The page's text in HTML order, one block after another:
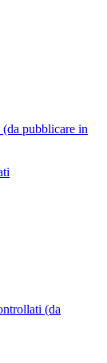
pubblicare in
(da